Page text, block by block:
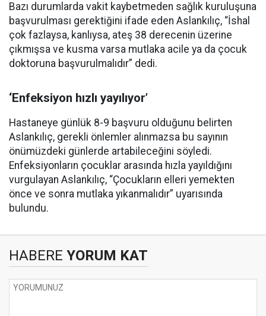
Bazı durumlarda vakit kaybetmeden sağlık kuruluşuna
başvurulması gerektiğini ifade eden Aslankılıç, “İshal
çok fazlaysa, kanlıysa, ateş 38 derecenin üzerine
çıkmışsa ve kusma varsa mutlaka acile ya da çocuk
doktoruna başvurulmalıdır” dedi.
‘Enfeksiyon hızlı yayılıyor’
Hastaneye günlük 8-9 başvuru olduğunu belirten
Aslankılıç, gerekli önlemler alınmazsa bu sayının
önümüzdeki günlerde artabileceğini söyledi.
Enfeksiyonların çocuklar arasında hızla yayıldığını
vurgulayan Aslankılıç, “Çocukların elleri yemekten
önce ve sonra mutlaka yıkanmalıdır” uyarısında
bulundu.
HABERE YORUM KAT